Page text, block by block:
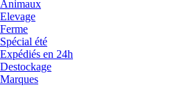
Animaux
Elevage
Ferme
Spécial été
Expédiés en 24h
Destockage
Marques